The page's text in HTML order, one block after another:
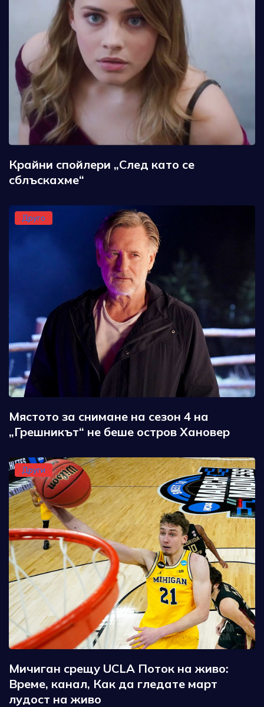
Крайни спойлери „След като се
сблъскахме“
Друго
Мястото за снимане на сезон 4 на
„Грешникът“ не беше остров Хановер
Други
Мичиган срещу UCLA Поток на живо:
Време, канал, Как да гледате март
лудост на живо